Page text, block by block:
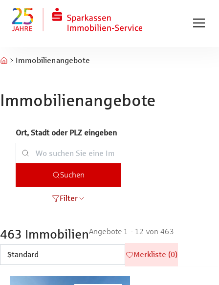
Zum Fuß springen
Immobilienangebote
Immobilienangebote
Ort, Stadt oder PLZ eingeben
Suchen
Filter
463 ImmobilienAngebote 1 - 12 von 463
Merkliste (0)